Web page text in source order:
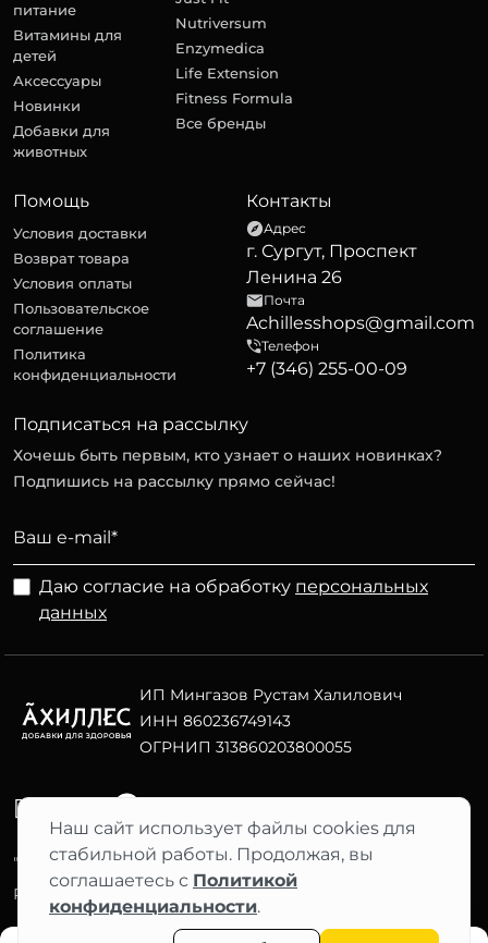
Фильтры
Наш сайт использует файлы cookies для
стабильной работы. Продолжая, вы
соглашаетесь с Политикой
конфиденциальности.
питание
Витамины для
детей
Аксессуары
Новинки
Добавки для
животных
Nutriversum
Enzymedica
Life Extension
Fitness Formula
Все бренды
Помощь
Условия доставки
Возврат товара
Условия оплаты
Пользовательское
соглашение
Политика
конфиденциальности
Контакты
Адрес
г. Сургут, Проспект
Ленина 26
Почта
Achillesshops@gmail.com
Телефон
+7 (346) 255-00-09
Подписаться на рассылку
Хочешь быть первым, кто узнает о наших новинках?
Подпишись на рассылку прямо сейчас!
Даю согласие на обработку персональных
данных
ИП Мингазов Рустам Халилович
ИНН 860236749143
ОГРНИП 313860203800055
"АХИЛЛЕС" 2012–2026 ©
Разработка сайта Nuts Digital